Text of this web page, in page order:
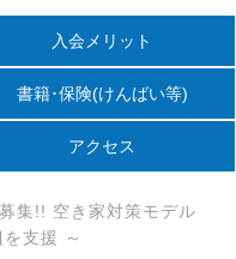
入会メリット
書籍･保険(けんばい等)
アクセス
募集!! 空き家対策モデル
支援 ～